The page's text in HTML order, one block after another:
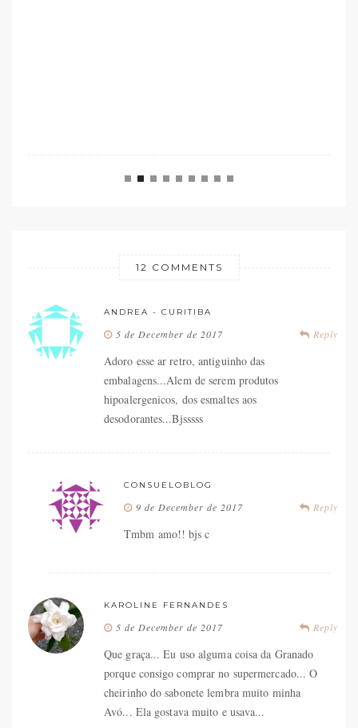
12 COMMENTS
ANDREA - CURITIBA
Reply
5 de December de 2017
Adoro esse ar retro, antiguinho das
embalagens...Alem de serem produtos
hipoalergenicos, dos esmaltes aos
desodorantes...Bjsssss
CONSUELOBLOG
Reply
9 de December de 2017
Tmbm amo!! bjs c
KAROLINE FERNANDES
Reply
5 de December de 2017
Que graça... Eu uso alguma coisa da Granado
porque consigo comprar no supermercado... O
cheirinho do sabonete lembra muito minha
Avó... Ela gostava muito e usava...